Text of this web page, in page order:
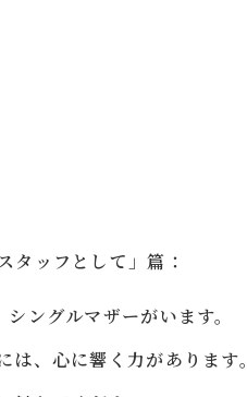
タッフとして」篇：
ングルマザーがいます。
、心に響く力があります。